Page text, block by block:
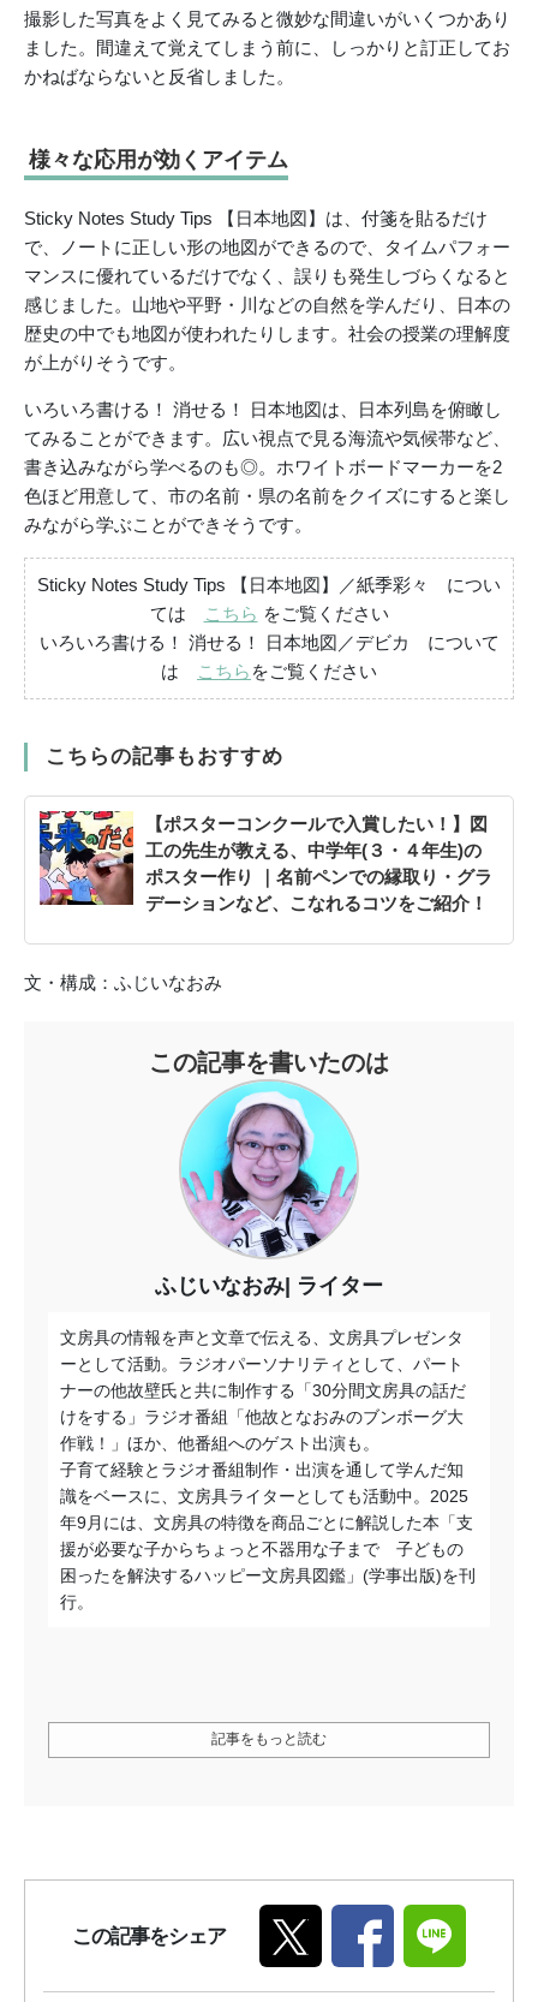
撮影した写真をよく見てみると微妙な間違いがいくつかあり
ました。間違えて覚えてしまう前に、しっかりと訂正してお
かねばならないと反省しました。
様々な応用が効くアイテム
Sticky Notes Study Tips 【日本地図】は、付箋を貼るだけ
で、ノートに正しい形の地図ができるので、タイムパフォー
マンスに優れているだけでなく、誤りも発生しづらくなると
感じました。山地や平野・川などの自然を学んだり、日本の
歴史の中でも地図が使われたりします。社会の授業の理解度
が上がりそうです。
いろいろ書ける！ 消せる！ 日本地図は、日本列島を俯瞰し
てみることができます。広い視点で見る海流や気候帯など、
書き込みながら学べるのも◎。ホワイトボードマーカーを2
色ほど用意して、市の名前・県の名前をクイズにすると楽し
みながら学ぶことができそうです。
Sticky Notes Study Tips 【日本地図】／紙季彩々 につい
ては
こちら をご覧ください
いろいろ書ける！ 消せる！ 日本地図／デビカ について
は
こちら をご覧ください
こちらの記事もおすすめ
【ポスターコンクールで入賞したい！】図
工の先生が教える、中学年(３・４年生)の
ポスター作り ｜名前ペンでの縁取り・グラ
デーションなど、こなれるコツをご紹介！
文・構成：ふじいなおみ
この記事を書いたのは
ふじいなおみ ライター
文房具の情報を声と文章で伝える、文房具プレゼンタ
ーとして活動。ラジオパーソナリティとして、パート
ナーの他故壁氏と共に制作する「30分間文房具の話だ
けをする」ラジオ番組「他故となおみのブンボーグ大
作戦！」ほか、他番組へのゲスト出演も。
子育て経験とラジオ番組制作・出演を通して学んだ知
識をベースに、文房具ライターとしても活動中。2025
年9月には、文房具の特徴を商品ごとに解説した本「支
援が必要な子からちょっと不器用な子まで 子どもの
困ったを解決するハッピー文房具図鑑」(学事出版)を刊
行。
記事をもっと読む
この記事をシェア